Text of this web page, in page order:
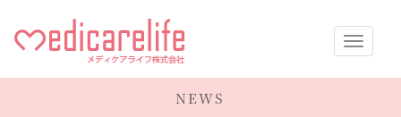
メディケアNEWS